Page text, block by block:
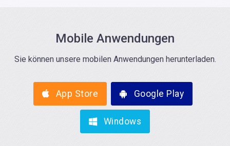
Mobile Anwendungen
Sie können unsere mobilen Anwendungen herunterladen.
App Store Google Play
Windows